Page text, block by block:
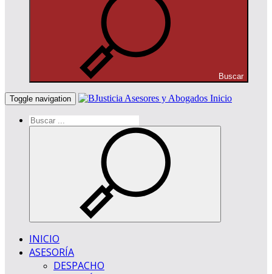
Buscar
Toggle navigation Inicio
INICIO
ASESORÍA
DESPACHO